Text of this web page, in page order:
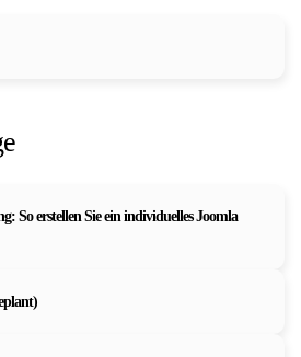
So erstellen Sie ein individuelles Joomla